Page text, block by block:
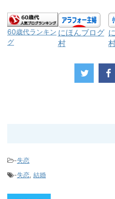
60歳代ランキン
グ
にほんブログ
村
-失恋
-失恋, 結婚